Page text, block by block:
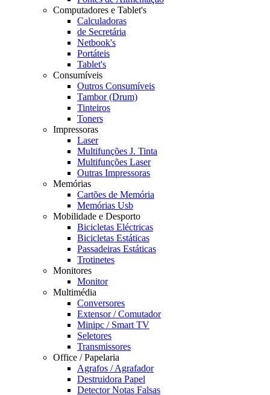
Computadores e Tablet's
Calculadoras
de Secretária
Netbook's
Portáteis
Tablet's
Consumíveis
Outros Consumíveis
Tambor (Drum)
Tinteiros
Toners
Impressoras
Laser
Multifunções J. Tinta
Multifunções Laser
Outras Impressoras
Memórias
Cartões de Memória
Memórias Usb
Mobilidade e Desporto
Bicicletas Eléctricas
Bicicletas Estáticas
Passadeiras Estáticas
Trotinetes
Monitores
Monitor
Multimédia
Conversores
Extensor / Comutador
Minipc / Smart TV
Seletores
Transmissores
Office / Papelaria
Agrafos / Agrafador
Destruidora Papel
Detector Notas Falsas